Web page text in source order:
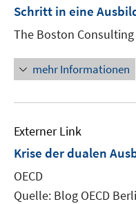
Schritt in eine
The Boston Consulting
mehr Informationen
Externer Link
Krise der dualen
OECD
Quelle: Blog OECD